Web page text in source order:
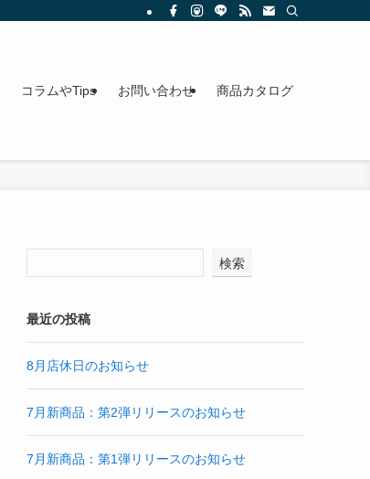
コラムやTips お問い合わせ 商品カタログ
検索
最近の投稿
8月店休日のお知らせ
7月新商品：第2弾リリースのお知らせ
7月新商品：第1弾リリースのお知らせ